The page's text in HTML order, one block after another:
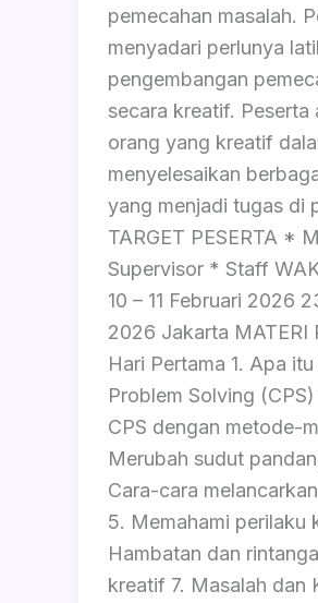
pemecahan masalah.
menyadari perlunya
pengembangan
secara kreatif. Peserta
orang yang kreatif
menyelesaikan
yang menjadi tugas di
TARGET PESERTA *
Supervisor * Staff
10 – 11 Februari 2026
2026 Jakarta MATERI
Hari Pertama 1. Apa
Problem Solving
CPS dengan metode-
Merubah sudut
Cara-cara
5. Memahami perilaku
Hambatan dan
kreatif 7. Masalah dan